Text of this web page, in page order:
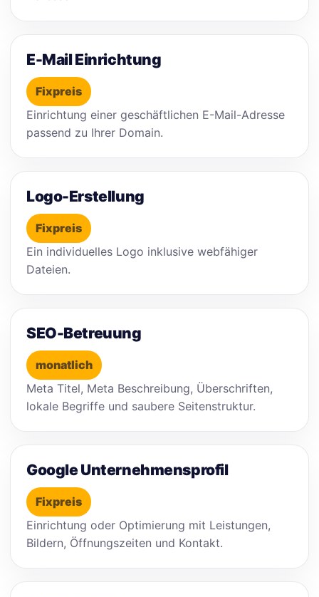
E-Mail Einrichtung
Fixpreis
Einrichtung einer geschäftlichen E-Mail-Adresse
passend zu Ihrer Domain.
Logo-Erstellung
Fixpreis
Ein individuelles Logo inklusive webfähiger
Dateien.
SEO-Betreuung
monatlich
Meta Titel, Meta Beschreibung, Überschriften,
lokale Begriffe und saubere Seitenstruktur.
Google Unternehmensprofil
Fixpreis
Einrichtung oder Optimierung mit Leistungen,
Bildern, Öffnungszeiten und Kontakt.